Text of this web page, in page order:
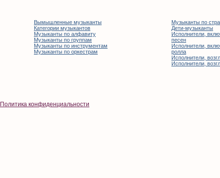
Вымышленные музыканты
Категории музыкантов
Музыканты по алфавиту
Музыканты по группам
Музыканты по инструментам
Музыканты по оркестрам
Музыканты по
Дети-музыканты
Исполнители,
песен
Исполнители,
ролла
Исполнители,
Исполнители,
Политика конфиденциальности